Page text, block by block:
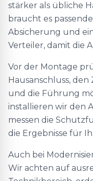
stärker als übliche
braucht es
Absicherung und
Verteiler, damit die
Vor der Montage
Hausanschluss,
und die Führung
installieren wir den
messen die
die Ergebnisse für
Auch bei
Wir achten auf